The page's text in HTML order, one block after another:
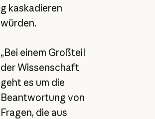
g kaskadieren
würden.
„Bei einem Großteil
der Wissenschaft
geht es um die
Beantwortung von
Fragen, die aus